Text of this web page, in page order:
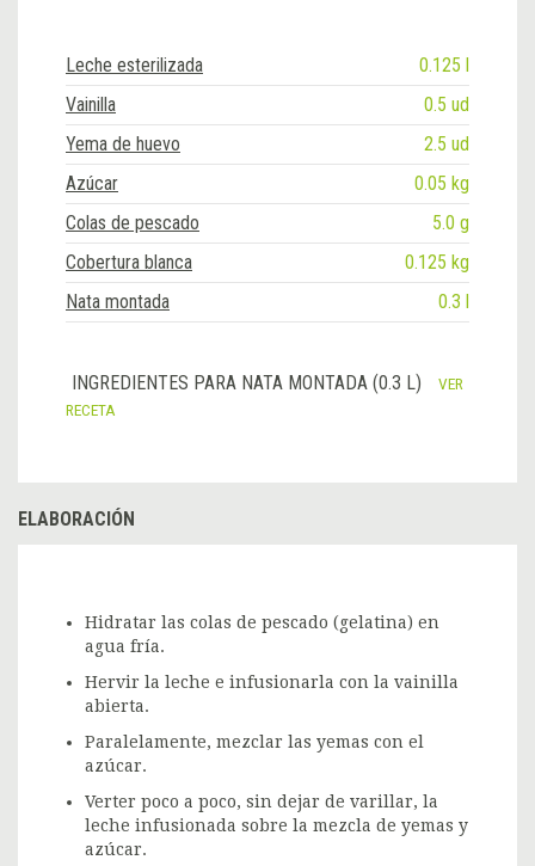
Leche esterilizada
0.125 l
Vainilla
0.5 ud
Yema de huevo
2.5 ud
Azúcar
0.05 kg
Colas de pescado
5.0 g
Cobertura blanca
0.125 kg
Nata montada
0.3 l
INGREDIENTES PARA NATA MONTADA (0.3 L)
VER
RECETA
ELABORACIÓN
Hidratar las colas de pescado (gelatina) en
agua fría.
Hervir la leche e infusionarla con la vainilla
abierta.
Paralelamente, mezclar las yemas con el
azúcar.
Verter poco a poco, sin dejar de varillar, la
leche infusionada sobre la mezcla de yemas y
azúcar.